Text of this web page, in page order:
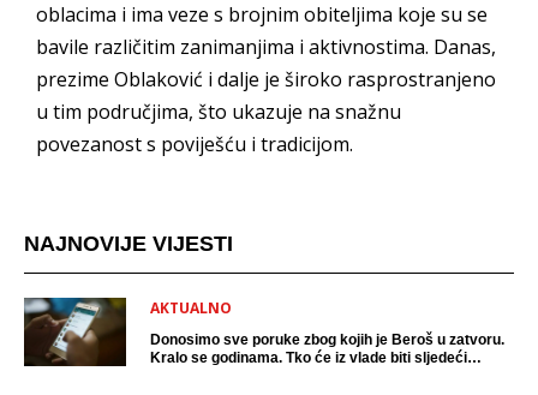
oblacima i ima veze s brojnim obiteljima koje su se
bavile različitim zanimanjima i aktivnostima. Danas,
prezime Oblaković i dalje je široko rasprostranjeno
u tim područjima, što ukazuje na snažnu
povezanost s poviješću i tradicijom.
NAJNOVIJE VIJESTI
AKTUALNO
Donosimo sve poruke zbog kojih je Beroš u zatvoru.
Kralo se godinama. Tko će iz vlade biti sljedeći